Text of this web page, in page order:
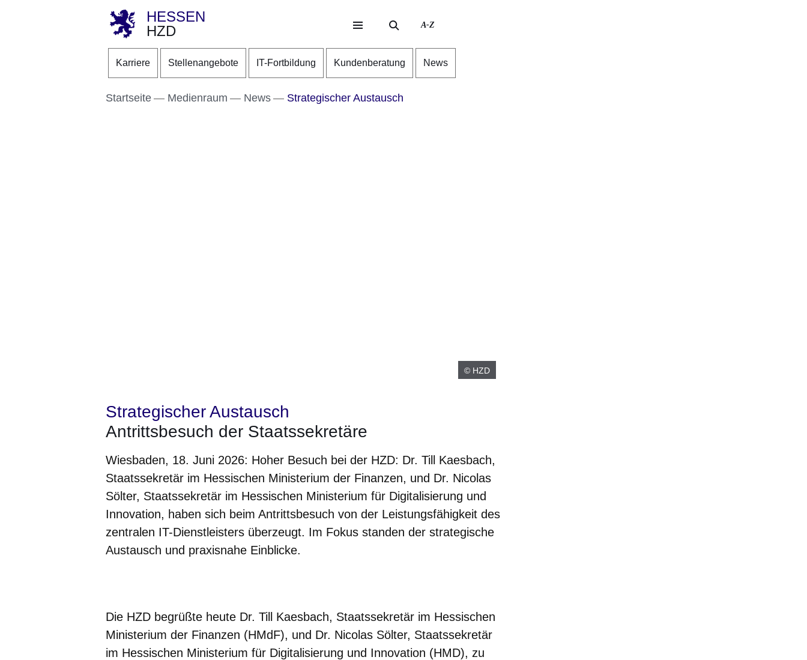
Direkt zum Kopf der Seite
Direkt zum Inhalt
Direkt zum Fuß der Seite
HESSEN
HZD
A-Z
Karriere Stellenangebote IT-Fortbildung Kundenberatung News
Startseite Medienraum News Strategischer Austausch
© HZD
Strategischer Austausch
Antrittsbesuch der Staatssekretäre
Wiesbaden, 18. Juni 2026: Hoher Besuch bei der HZD: Dr. Till Kaesbach,
Staatssekretär im Hessischen Ministerium der Finanzen, und Dr. Nicolas
Sölter, Staatssekretär im Hessischen Ministerium für Digitalisierung und
Innovation, haben sich beim Antrittsbesuch von der Leistungsfähigkeit des
zentralen IT-Dienstleisters überzeugt. Im Fokus standen der strategische
Austausch und praxisnahe Einblicke.
Die HZD begrüßte heute Dr. Till Kaesbach, Staatssekretär im Hessischen
Ministerium der Finanzen (HMdF), und Dr. Nicolas Sölter, Staatssekretär
im Hessischen Ministerium für Digitalisierung und Innovation (HMD), zu